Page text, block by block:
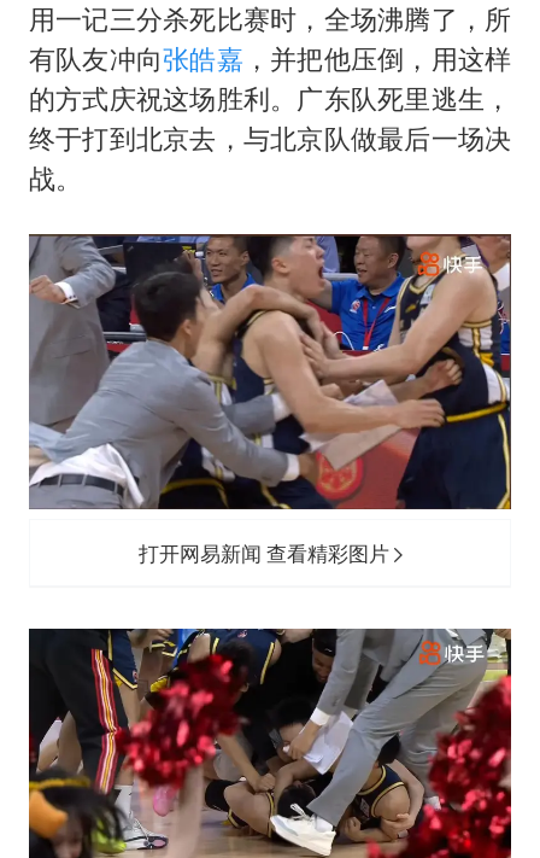
日韩股市高开跳水 SK海力士下挫转跌
台风白海豚最新路径研判来了
OpenAI为免费用户升级GPT-5.6 Luna
“深圳地面沉降致车辆损坏”不实
男子结婚8年发现3个女儿均非亲生
奋进开新局 实干挑大梁
用一记三分杀死比赛时，全场沸腾了，所
有队友冲向张皓嘉 ，并把他压倒，用这样
的方式庆祝这场胜利。广东队死里逃生，
终于打到北京去，与北京队做最后一场决
战。
打开网易新闻 查看精彩图片